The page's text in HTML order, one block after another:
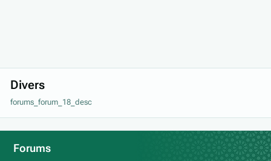
Divers
forums_forum_18_desc
Forums